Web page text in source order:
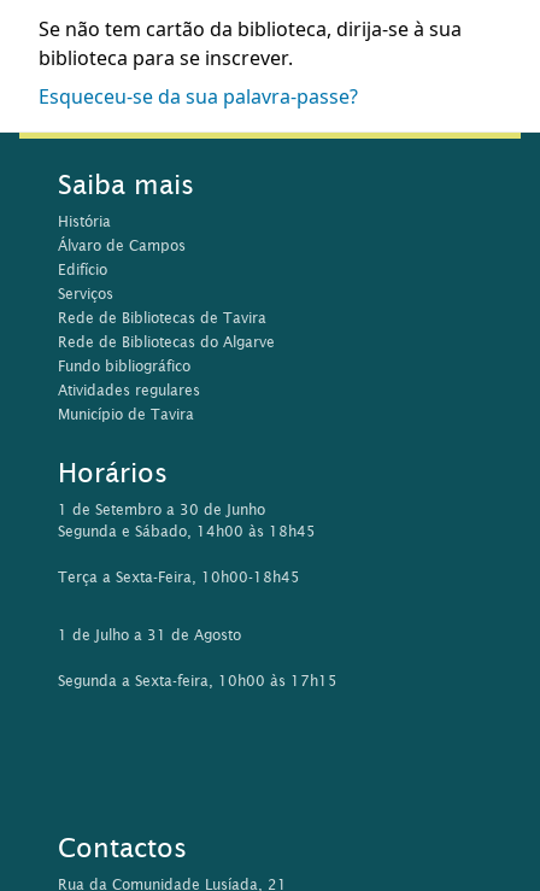
Se não tem cartão da biblioteca, dirija-se à sua
biblioteca para se inscrever.
Esqueceu-se da sua palavra-passe?
Saiba mais
História
Álvaro de Campos
Edifício
Serviços
Rede de Bibliotecas de Tavira
Rede de Bibliotecas do Algarve
Fundo bibliográfico
Atividades regulares
Município de Tavira
Horários
1 de Setembro a 30 de Junho
Segunda e Sábado, 14h00 às 18h45
Terça a Sexta-Feira, 10h00-18h45
1 de Julho a 31 de Agosto
Segunda a Sexta-feira, 10h00 às 17h15
Contactos
Rua da Comunidade Lusíada, 21